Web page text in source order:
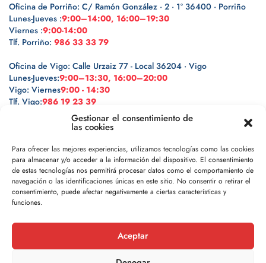
Gestionar el consentimiento de
las cookies
Para ofrecer las mejores experiencias, utilizamos tecnologías como las cookies
para almacenar y/o acceder a la información del dispositivo. El consentimiento
de estas tecnologías nos permitirá procesar datos como el comportamiento de
navegación o las identificaciones únicas en este sitio. No consentir o retirar el
consentimiento, puede afectar negativamente a ciertas características y
funciones.
Aceptar
Oficina de Porriño: C/ Ramón González · 2 · 1º 36400 · Porriño
Lunes-Jueves :9:00–14:00, 16:00–19:30
Viernes :9:00-14:00
Tlf. Porriño: 986 33 33 79
Oficina de Vigo: Calle Urzaiz 77 - Local 36204 · Vigo
Lunes-Jueves:9:00–13:30, 16:00–20:00
Vigo: Viernes9:00 - 14:30
Tlf. Vigo:986 19 23 39
Legal
Política de privacidad